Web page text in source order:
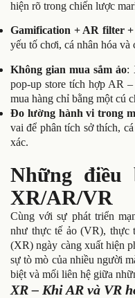
hiện rõ trong chiến lược
Gamification + AR filter
yếu tố chơi, cá nhân hóa và
Không gian mua sắm ảo:
pop-up store tích hợp AR
mua hàng chỉ bằng một cú
Đo lường hành vi trong
vai để phân tích sở thích,
xác.
Những điều
XR/AR/VR
Cùng với sự phát triển
như thực tế ảo (VR), thực
(XR) ngày càng xuất hiện
sự tò mò của nhiều người
biệt và mối liên hệ giữa
XR – Khi AR và VR